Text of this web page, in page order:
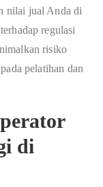
nilai jual Anda di
regulasi
risiko
pelatihan dan
di